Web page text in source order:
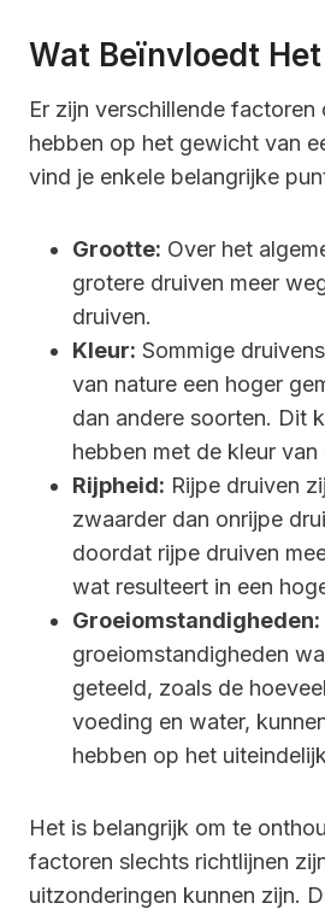
Wat Beïnvloedt
Er zijn verschillende factoren
hebben op het gewicht van
vind je enkele belangrijke
Grootte: Over het
grotere druiven meer
druiven.
Kleur: Sommige
van nature een hoger
dan andere soorten. Dit
hebben met de kleur van
Rijpheid: Rijpe druiven
zwaarder dan onrijpe
doordat rijpe druiven
wat resulteert in een
Groeiomstandigheden:
groeiomstandigheden
geteeld, zoals de
voeding en water,
hebben op het
Het is belangrijk om te
factoren slechts richtlijnen
uitzonderingen kunnen zijn.